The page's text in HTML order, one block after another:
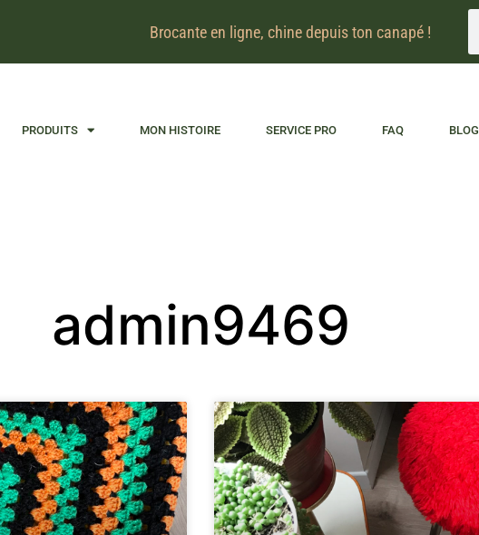
Brocante en ligne, chine depuis ton canapé !
PRODUITS MON HISTOIRE SERVICE PRO FAQ BLOG
admin9469